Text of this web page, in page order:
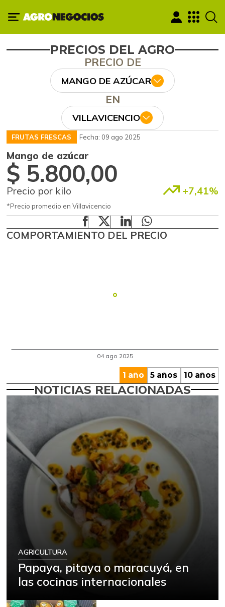
PRECIOS DEL AGRO
PRECIO DE
MANGO DE AZÚCAR
EN
VILLAVICENCIO
FRUTAS FRESCAS Fecha: 09 ago 2025
Mango de azúcar
$ 5.800,00
Precio por kilo +7,41%
*Precio promedio en Villavicencio
COMPORTAMIENTO DEL PRECIO
1 año 5 años 10 años
NOTICIAS RELACIONADAS
AGRICULTURA
Papaya, pitaya o maracuyá, en
las cocinas internacionales